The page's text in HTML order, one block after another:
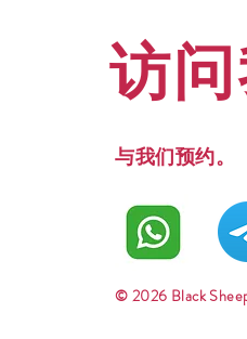
访问
与我们预约。
© 2026 Black